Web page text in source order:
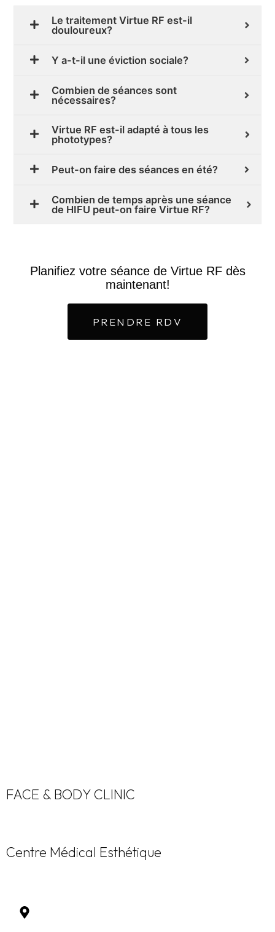
Le traitement Virtue RF est-il
douloureux?
Y a-t-il une éviction sociale?
Combien de séances sont
nécessaires?
Virtue RF est-il adapté à tous les
phototypes?
Peut-on faire des séances en été?
Combien de temps après une séance
de HIFU peut-on faire Virtue RF?
Planifiez votre séance de Virtue RF dès
maintenant!
PRENDRE RDV
FACE & BODY CLINIC
Centre Médical Esthétique